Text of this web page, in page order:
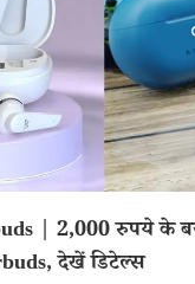
| 2,000 रुपये के
देखें डिटेल्स